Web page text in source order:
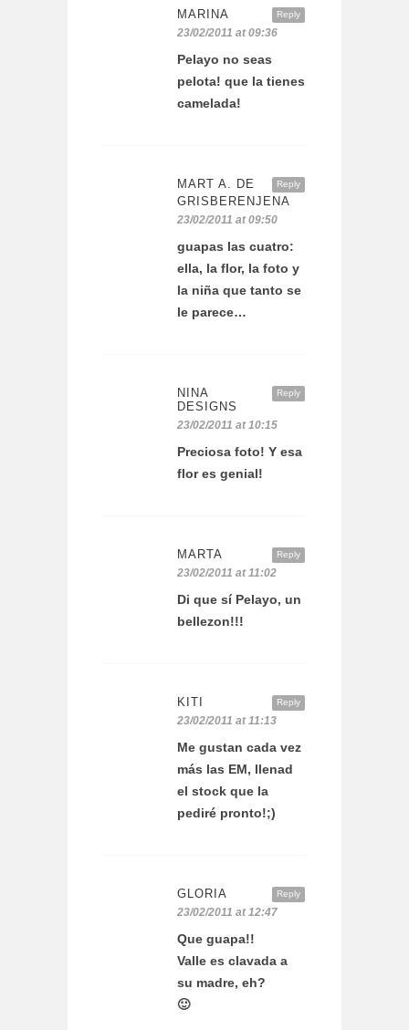
Reply
MARINA
23/02/2011 at 09:36
Pelayo no seas
pelota! que la tienes
camelada!
Reply
MART A. DE
GRISBERENJENA
23/02/2011 at 09:50
guapas las cuatro:
ella, la flor, la foto y
la niña que tanto se
le parece…
Reply
NINA
DESIGNS
23/02/2011 at 10:15
Preciosa foto! Y esa
flor es genial!
Reply
MARTA
23/02/2011 at 11:02
Di que sí Pelayo, un
bellezon!!!
Reply
KITI
23/02/2011 at 11:13
Me gustan cada vez
más las EM, llenad
el stock que la
pediré pronto!;)
Reply
GLORIA
23/02/2011 at 12:47
Que guapa!!
Valle es clavada a
su madre, eh?
🙂